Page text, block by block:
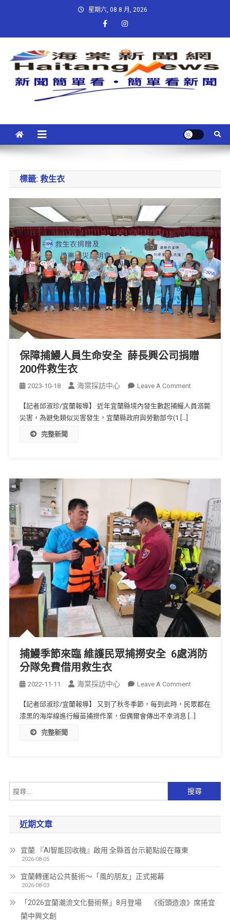
星期六, 08 8 月, 2026
標籤: 救生衣
保障捕鰻人員生命安全 薛長興公司捐贈
200件救生衣
2023-10-18 海棠採訪中心 Leave A Comment
【記者邱淑珍/宜蘭報導】 近年宜蘭縣境內發生數起捕鰻人員溺斃
災害，為避免類似災害發生，宜蘭縣政府與勞動部今(1 […]
完整新聞
捕鰻季節來臨 維護民眾捕撈安全 6處消防
分隊免費借用救生衣
2022-11-11 海棠採訪中心 Leave A Comment
【記者邱淑珍/宜蘭報導】 又到了秋冬季節，每到此時，民眾都在
漆黑的海岸線進行鰻苗捕撈作業，但偶爾會傳出不幸消息 […]
完整新聞
近期文章
宜蘭 『AI智能回收機』啟用 全縣首台示範點設在羅東
2026-08-05
宜蘭轉運站公共藝術～「風的朋友」正式揭幕
2026-08-03
「2026宜蘭潮流文化藝術祭」8月登場 《街頭造浪》席捲宜
蘭中興文創